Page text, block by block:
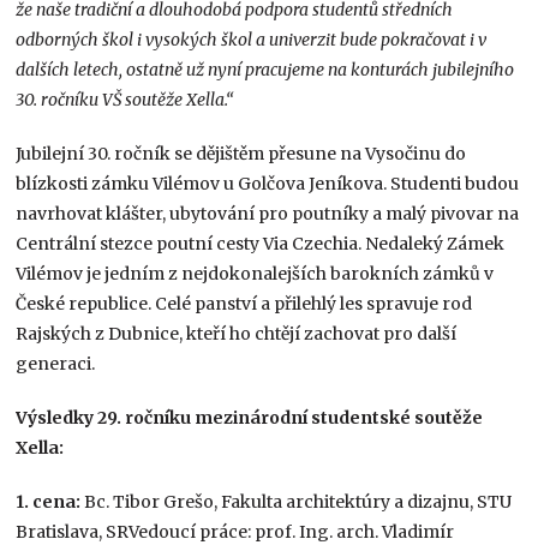
že naše tradiční a dlouhodobá podpora studentů středních
odborných škol i vysokých škol a univerzit bude pokračovat i v
dalších letech, ostatně už nyní pracujeme na konturách jubilejního
30. ročníku VŠ soutěže Xella.“
Jubilejní 30. ročník se dějištěm přesune na Vysočinu do
blízkosti zámku Vilémov u Golčova Jeníkova. Studenti budou
navrhovat klášter, ubytování pro poutníky a malý pivovar na
Centrální stezce poutní cesty Via Czechia. Nedaleký Zámek
Vilémov je jedním z nejdokonalejších barokních zámků v
České republice. Celé panství a přilehlý les spravuje rod
Rajských z Dubnice, kteří ho chtějí zachovat pro další
generaci.
Výsledky 29. ročníku mezinárodní studentské soutěže
Xella:
1. cena: Bc. Tibor Grešo, Fakulta architektúry a dizajnu, STU
Bratislava, SRVedoucí práce: prof. Ing. arch. Vladimír